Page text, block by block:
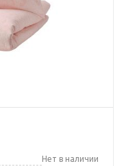
Нет в наличии